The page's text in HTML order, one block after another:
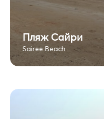
Пляж Сайри
Sairee Beach